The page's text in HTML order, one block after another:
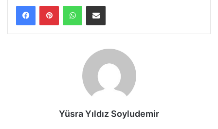
WhatsAppE-Posta ile paylaş
Yüsra Yıldız Soyludemir